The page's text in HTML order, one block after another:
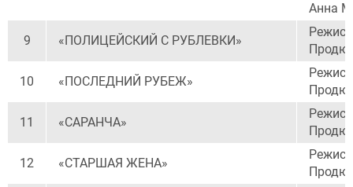
Анна
9 «ПОЛИЦЕЙСКИЙ С РУБЛЕВКИ»
10 «ПОСЛЕДНИЙ РУБЕЖ»
11 «САРАНЧА»
12 «СТАРШАЯ ЖЕНА»